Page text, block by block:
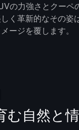
の力強さとクーペ
く革新的なその姿
ージを覆します。
む自然と